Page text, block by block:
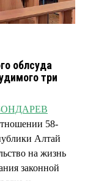
облсуда
три
58-
Алтай
на жизнь
законной